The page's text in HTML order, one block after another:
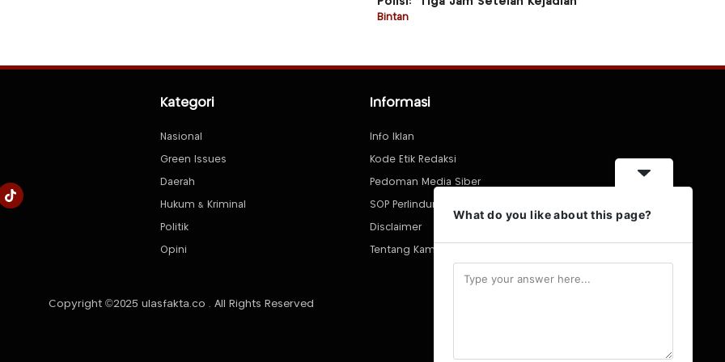
Bintan
Kategori
Nasional
Green Issues
Daerah
Hukum & Kriminal
Politik
Opini
Informasi
Info Iklan
Kode Etik Redaksi
Pedoman Media Siber
SOP Perlindungan Wartawan
Disclaimer
Tentang Kami
Copyright ©2025 ulasfakta.co . All Rights Reserved
What do you like about this page?